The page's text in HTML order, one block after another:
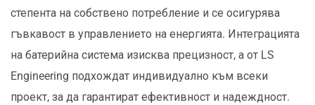
степента на собствено потребление и се осигурява
гъвкавост в управлението на енергията. Интеграцията
на батерийна система изисква прецизност, а от LS
Engineering подхождат индивидуално към всеки
проект, за да гарантират ефективност и надеждност.